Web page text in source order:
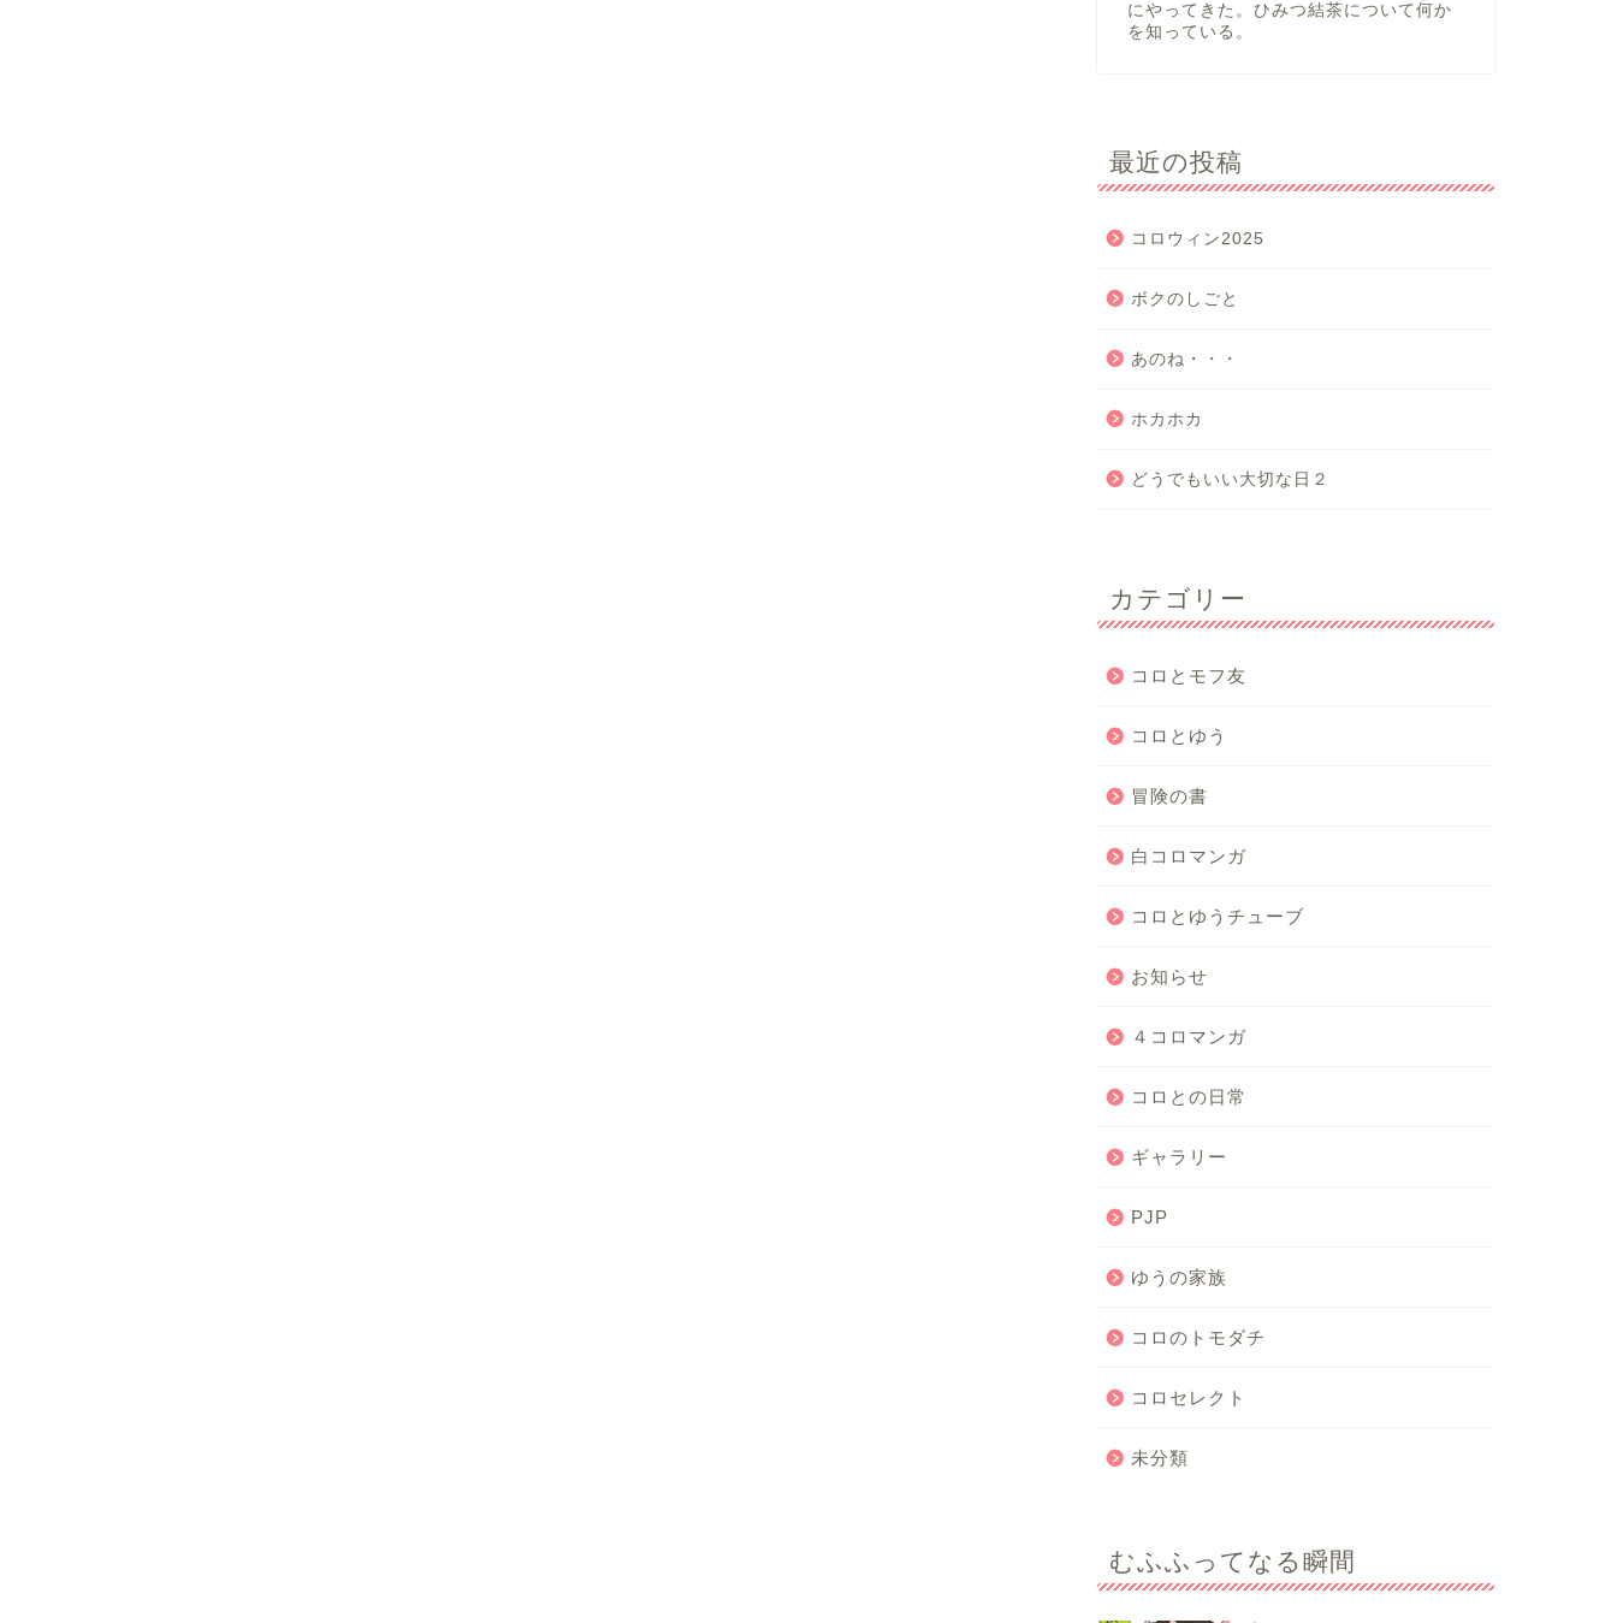
にやってきた。ひみつ結茶について何か
を知っている。
最近の投稿
コロウィン2025
ボクのしごと
あのね・・・
ホカホカ
どうでもいい大切な日２
カテゴリー
コロとモフ友
コロとゆう
冒険の書
白コロマンガ
コロとゆうチューブ
お知らせ
４コロマンガ
コロとの日常
ギャラリー
PJP
ゆうの家族
コロのトモダチ
コロセレクト
未分類
むふふってなる瞬間